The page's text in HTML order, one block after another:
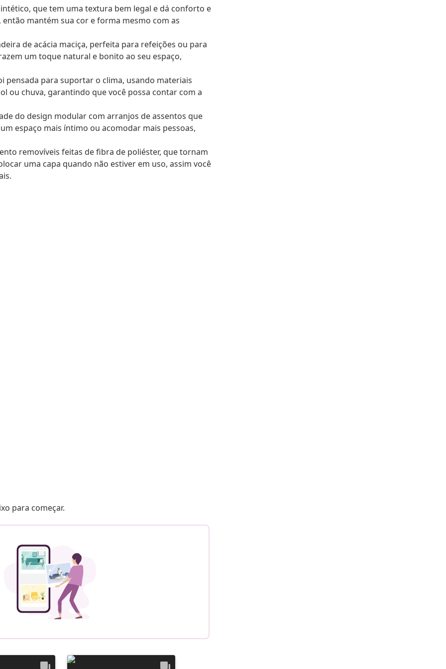
que tem uma textura bem legal e dá conforto e
mantém sua cor e forma mesmo com as
de acácia maciça, perfeita para refeições ou para
um toque natural e bonito ao seu espaço,
pensada para suportar o clima, usando materiais
ou chuva, garantindo que você possa contar com a
do design modular com arranjos de assentos que
espaço mais íntimo ou acomodar mais pessoas,
removíveis feitas de fibra de poliéster, que tornam
uma capa quando não estiver em uso, assim você
para começar.